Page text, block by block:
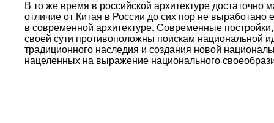
В то же время в российской архитектуре
отличие от Китая в России до сих пор не
в современной архитектуре. Современные
своей сути противоположны поискам национальной
традиционного наследия и создания новой
нацеленных на выражение национального